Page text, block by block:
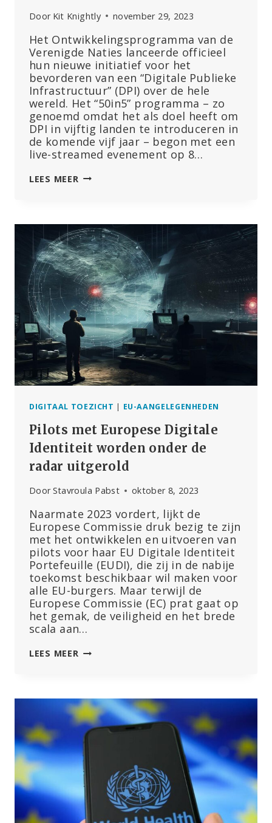
Door Kit Knightly november 29, 2023
Het Ontwikkelingsprogramma van de
Verenigde Naties lanceerde officieel
hun nieuwe initiatief voor het
bevorderen van een “Digitale Publieke
Infrastructuur” (DPI) over de hele
wereld. Het “50in5” programma – zo
genoemd omdat het als doel heeft om
DPI in vijftig landen te introduceren in
de komende vijf jaar – begon met een
live-streamed evenement op 8…
LEES MEER VN
LANCEREN
“50IN5”
PLANNEN
VOOR
WERELDWIJDE
DIGITALE
INFRASTRUCTUUR
DIGITAAL TOEZICHT | EU-AANGELEGENHEDEN
Pilots met Europese Digitale
Identiteit worden onder de
radar uitgerold
DoorStavroula Pabst oktober 8, 2023
Naarmate 2023 vordert, lijkt de
Europese Commissie druk bezig te zijn
met het ontwikkelen en uitvoeren van
pilots voor haar EU Digitale Identiteit
Portefeuille (EUDI), die zij in de nabije
toekomst beschikbaar wil maken voor
alle EU-burgers. Maar terwijl de
Europese Commissie (EC) prat gaat op
het gemak, de veiligheid en het brede
scala aan…
LEES MEER PILOTS
IDENTITEIT
WORDEN
ONDER
DE
RADAR
UITGEROLD